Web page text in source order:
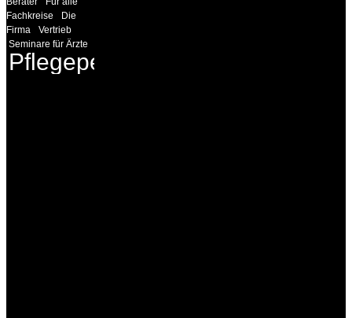
Fachkreise
Die
Firma
Vertrieb
Seminare für Ärzte
Pflegepersonal